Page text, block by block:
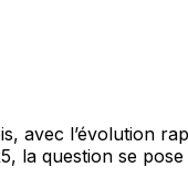
avec l’évolution
la question se